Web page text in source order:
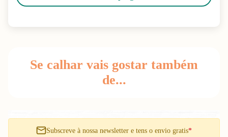
Se calhar vais gostar também
de...
Subscreve à nossa newsletter e tens o envio gratis*